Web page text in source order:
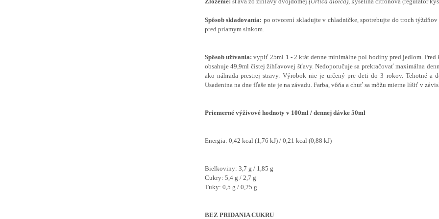
Spôsob skladovania: po otvorení skladujte v chladničke, spotrebujte do troch
pred priamym slnkom.
Spôsob užívania: vypiť 25ml 1 - 2 krát denne minimálne pol hodiny pred jedlom.
obsahuje 49,9ml čistej žihľavovej šťavy. Nedoporučuje sa prekračovať maximálna
ako náhrada prestrej stravy. Výrobok nie je určený pre deti do 3 rokov. Tehotné
Usadenina na dne fľaše nie je na závadu. Farba, vôňa a chuť sa môžu mierne líšiť v
Priemerné výživové hodnoty v 100ml / dennej dávke 50ml
Energia: 0,42 kcal (1,76 kJ) / 0,21 kcal (0,88 kJ)
Bielkoviny: 3,7 g / 1,85 g
Cukry: 5,4 g / 2,7 g
Tuky: 0,5 g / 0,25 g
BEZ PRIDANIA CUKRU